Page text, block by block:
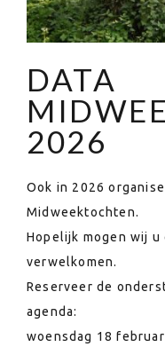
DATA
2026
Ook in 2026
Midweektochten.
Hopelijk mogen wij
verwelkomen.
Reserveer de
agenda:
woensdag 18